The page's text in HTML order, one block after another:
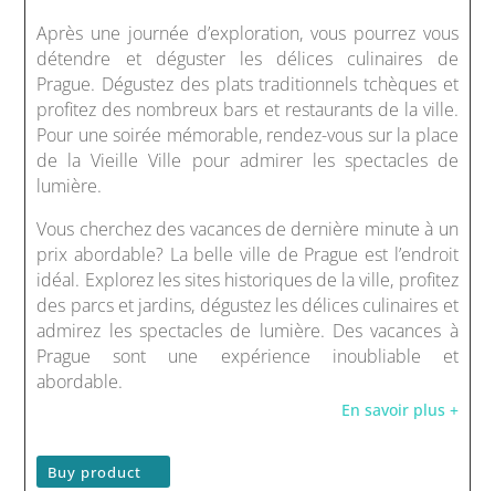
Après une journée d’exploration, vous pourrez vous
détendre et déguster les délices culinaires de
Prague. Dégustez des plats traditionnels tchèques et
profitez des nombreux bars et restaurants de la ville.
Pour une soirée mémorable, rendez-vous sur la place
de la Vieille Ville pour admirer les spectacles de
lumière.
Vous cherchez des vacances de dernière minute à un
prix abordable? La belle ville de Prague est l’endroit
idéal. Explorez les sites historiques de la ville, profitez
des parcs et jardins, dégustez les délices culinaires et
admirez les spectacles de lumière. Des vacances à
Prague sont une expérience inoubliable et
abordable.
En savoir plus +
Buy product